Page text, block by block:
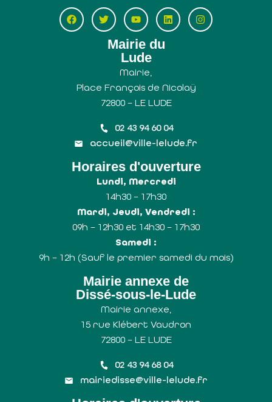
Mairie du
Lude
Mairie,
Place François de Nicolaÿ
72800 – LE LUDE
02 43 94 60 04
accueil@ville-lelude.fr
Horaires d'ouverture
Lundi, Mercredi
14h30 – 17h30
Mardi, Jeudi, Vendredi :
09h – 12h30 et 14h30 – 17h30
Samedi :
9h – 12h (Sauf le premier samedi du mois)
Mairie annexe de
Dissé-sous-le-Lude
Mairie annexe,
15 rue Klébert Vaudron
72800 – LE LUDE
02 43 94 68 04
mairiedisse@ville-lelude.fr